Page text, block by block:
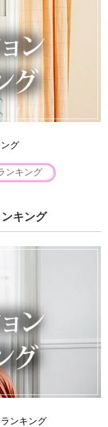
グ
ンキング
キング
ンキング